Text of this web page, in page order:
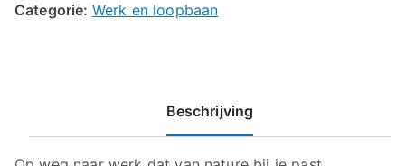
Categorie: Werk en loopbaan
Beschrijving